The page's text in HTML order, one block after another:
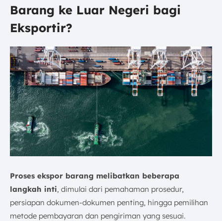
Barang ke Luar Negeri bagi
Eksportir?
Proses ekspor barang melibatkan beberapa
langkah inti, dimulai dari pemahaman prosedur,
persiapan dokumen-dokumen penting, hingga pemilihan
metode pembayaran dan pengiriman yang sesuai.